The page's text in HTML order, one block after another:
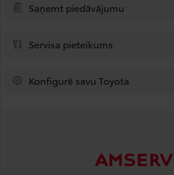
Saņemt piedāvājumu
Servisa pieteikums
Konfigurē savu Toyota